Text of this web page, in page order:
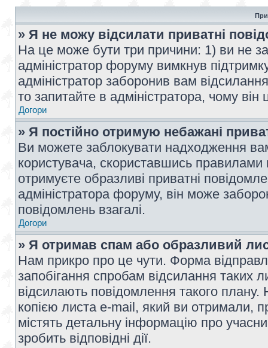
» Я не можу відсилати приватні
На це може бути три причини: 1) ви не
адміністратор форуму вимкнув
адміністратор заборонив вам
то запитайте в адміністратора, чому він
Догори
» Я постійно отримую небажані
Ви можете заблокувати надходження
користувача, скориставшись
отримуєте образливі приватні
адміністратора форуму, він може
повідомлень взагалі.
Догори
» Я отримав спам або образливий
Нам прикро про це чути. Форма
запобігання спробам відсилання таких
відсилають повідомлення такого
копією листа e-mail, який ви отримали,
містять детальну інформацію про
зробить відповідні дії.